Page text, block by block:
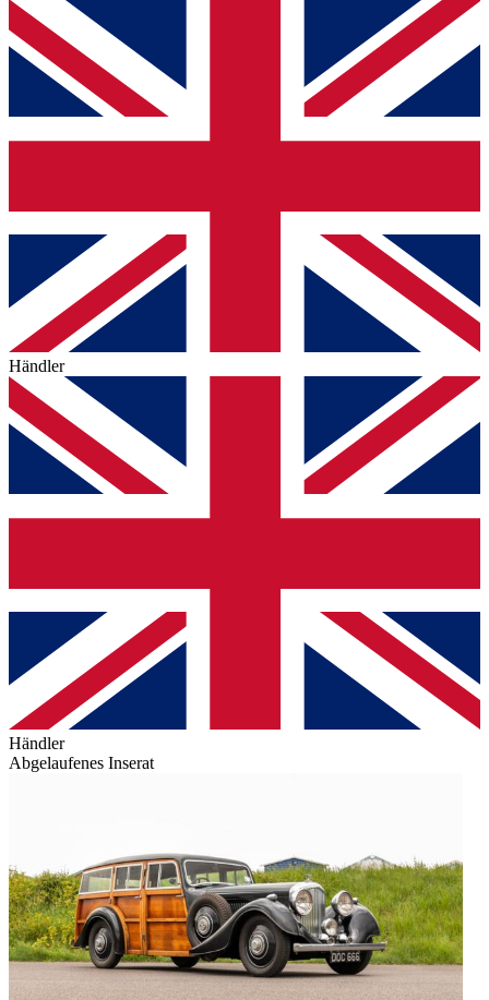
Händler
Händler
Abgelaufenes Inserat